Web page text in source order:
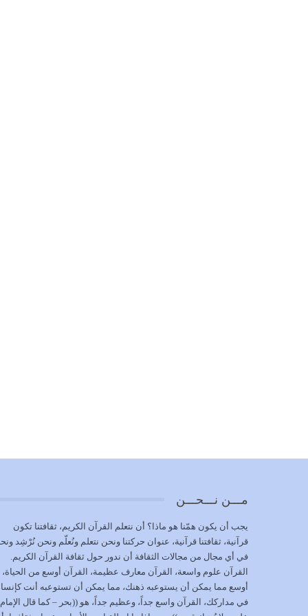
مـــن نـــحـــن
يجب أن يكون همّنا هو ماذا؟ أن نتعلم القرآن الكريم، ثقافتنا تكون
قرآنية، ثقافتنا قرآنية، عنوان حركتنا ونحن نتعلم ونُعلّم ونحن نُرْشِد
في أي مجال من مجالات الثقافة أن ندور حول ثقافة القرآن الكريم.
القرآن علوم واسعة، القرآن معارف عظيمة، القرآن أوسع من الحياة،
أوسع مما يمكن أن يستوعبه ذهنك، مما يمكن أن تستوعبه أنت
في مداركك، القرآن واسع جداً، وعظيم جداً، هو ((بحر – كما قال الإمام